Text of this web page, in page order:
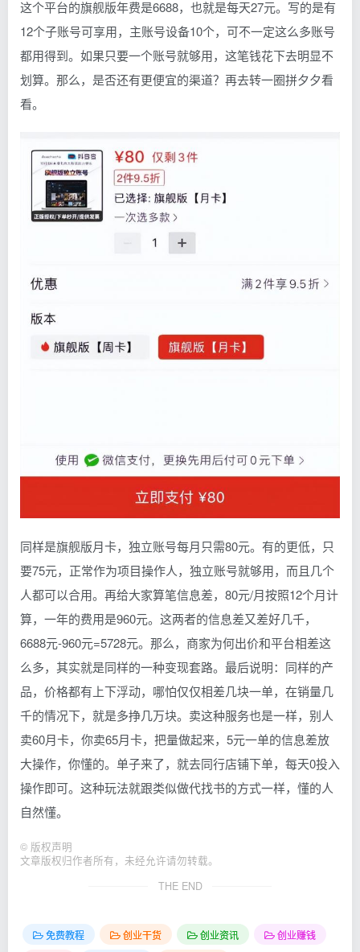
这个平台的旗舰版年费是6688，也就是每天27元。写的是有
12个子账号可享用，主账号设备10个，可不一定这么多账号
都用得到。如果只要一个账号就够用，这笔钱花下去明显不
划算。那么，是否还有更便宜的渠道？再去转一圈拼夕夕看
看。
同样是旗舰版月卡，独立账号每月只需80元。有的更低，只
要75元，正常作为项目操作人，独立账号就够用，而且几个
人都可以合用。再给大家算笔信息差，80元/月按照12个月计
算，一年的费用是960元。这两者的信息差又差好几千，
6688元-960元=5728元。那么，商家为何出价和平台相差这
么多，其实就是同样的一种变现套路。最后说明：同样的产
品，价格都有上下浮动，哪怕仅仅相差几块一单，在销量几
千的情况下，就是多挣几万块。卖这种服务也是一样，别人
卖60月卡，你卖65月卡，把量做起来，5元一单的信息差放
大操作，你懂的。单子来了，就去同行店铺下单，每天0投入
操作即可。这种玩法就跟类似做代找书的方式一样，懂的人
自然懂。
© 版权声明
文章版权归作者所有，未经允许请勿转载。
THE END
免费教程 创业干货 创业资讯
创业赚钱